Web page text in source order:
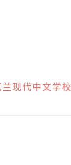
兰现代中文学校